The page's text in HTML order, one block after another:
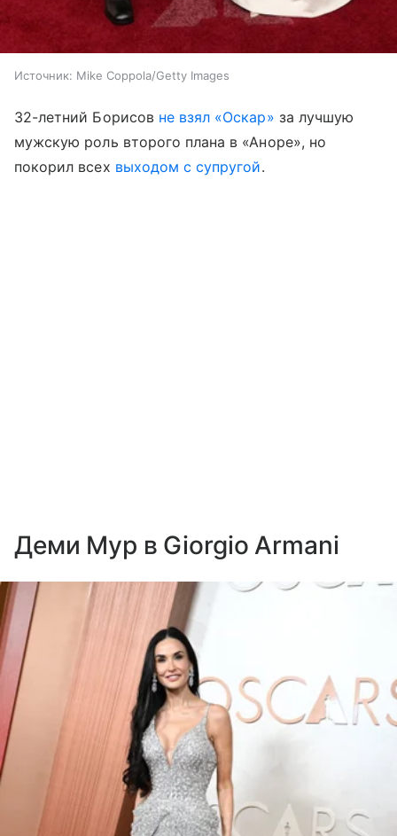
Источник: Mike Coppola/Getty Images
32-летний Борисов не взял «Оскар» за лучшую
мужскую роль второго плана в «Аноре», но
покорил всех выходом с супругой.
Деми Мур в Giorgio Armani